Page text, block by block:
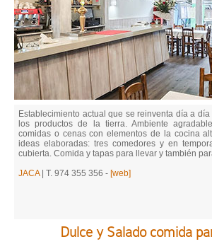
Establecimiento actual que se reinventa día a
los productos de la tierra. Ambiente
comidas o cenas con elementos de la cocina
ideas elaboradas: tres comedores y en
cubierta. Comida y tapas para llevar y también
JACA| T. 974 355 356 - [web]
Dulce y Salado comida